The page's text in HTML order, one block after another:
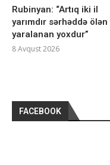
Rubinyan: “Artıq iki il
yarımdır sərhəddə ölən
yaralanan yoxdur”
8 Avqust 2026
FACEBOOK